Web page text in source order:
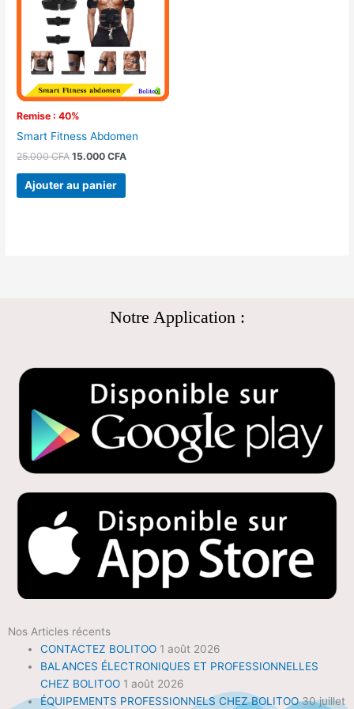
Remise : 40%
Smart Fitness Abdomen
25.000CFA
25.000 CFA.
15.000CFA
15.000 CFA.
Ajouter au panier
Notre Application :
Nos Articles récents
CONTACTEZ BOLITOO 1 août 2026
BALANCES ÉLECTRONIQUES ET PROFESSIONNELLES
CHEZ BOLITOO 1 août 2026
ÉQUIPEMENTS PROFESSIONNELS CHEZ BOLITOO 30 juillet